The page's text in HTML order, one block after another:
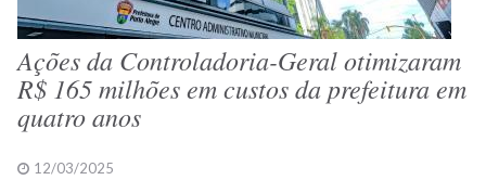
Ações da Controladoria-Geral otimizaram
R$ 165 milhões em custos da prefeitura em
quatro anos
12/03/2025